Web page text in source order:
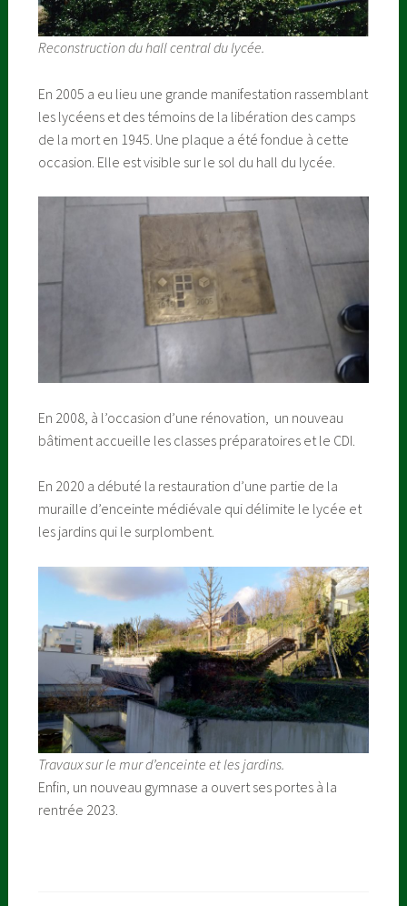
Reconstruction du hall central du lycée.
En 2005 a eu lieu une grande manifestation rassemblant
les lycéens et des témoins de la libération des camps
de la mort en 1945. Une plaque a été fondue à cette
occasion. Elle est visible sur le sol du hall du lycée.
En 2008, à l’occasion d’une rénovation, un nouveau
bâtiment accueille les classes préparatoires et le CDI.
En 2020 a débuté la restauration d’une partie de la
muraille d’enceinte médiévale qui délimite le lycée et
les jardins qui le surplombent.
Travaux sur le mur d’enceinte et les jardins.
Enfin, un nouveau gymnase a ouvert ses portes à la
rentrée 2023.